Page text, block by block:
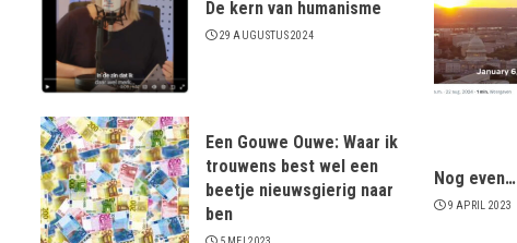
De kern van humanisme
29 AUGUSTUS 2024
Een Gouwe Ouwe: Waar ik
trouwens best wel een
beetje nieuwsgierig naar
ben
Nog even…
9 APRIL 2023